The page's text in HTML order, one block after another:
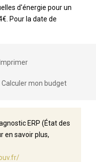
d'énergie pour un
Pour la date de
Imprimer
Calculer mon budget
ERP (État des
en savoir plus,